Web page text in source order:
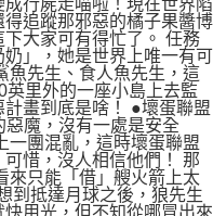
行屍走喵啦！現在世界陷
追蹤那邪惡的橘子果醬博
大家可有得忙了。 任務
」，她是世界上唯一有可
魚先生、食人魚先生，這
里外的一座小島上去監
畫到底是啥！ ●壞蛋聯盟
魔，沒有一處是安全
團混亂，這時壞蛋聯盟
惜，沒人相信他們！ 那
來只能「借」艘火箭上太
到抵達月球之後，狼先生
用光，但不知從哪冒出來